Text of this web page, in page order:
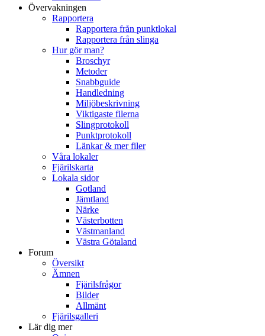
Övervakningen
Rapportera
Rapportera från punktlokal
Rapportera från slinga
Hur gör man?
Broschyr
Metoder
Snabbguide
Handledning
Miljöbeskrivning
Viktigaste filerna
Slingprotokoll
Punktprotokoll
Länkar & mer filer
Våra lokaler
Fjärilskarta
Lokala sidor
Gotland
Jämtland
Närke
Västerbotten
Västmanland
Västra Götaland
Forum
Översikt
Ämnen
Fjärilsfrågor
Bilder
Allmänt
Fjärilsgalleri
Lär dig mer